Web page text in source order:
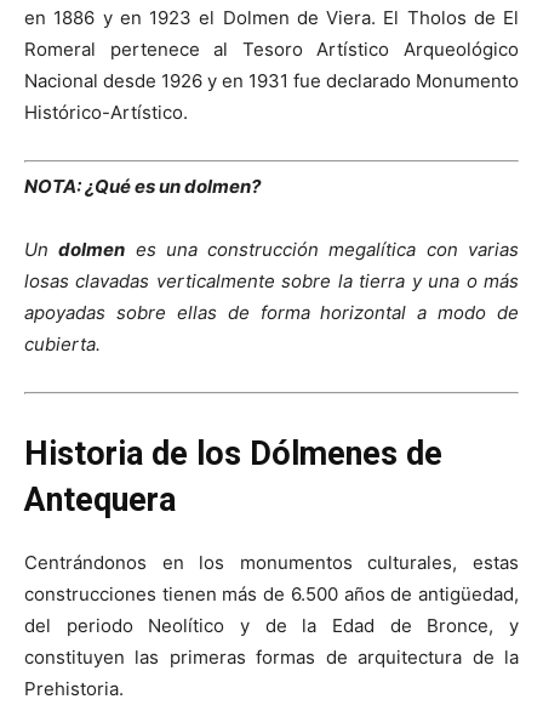
en 1886 y en 1923 el Dolmen de Viera. El Tholos de El
Romeral pertenece al Tesoro Artístico Arqueológico
Nacional desde 1926 y en 1931 fue declarado Monumento
Histórico-Artístico.
NOTA: ¿Qué es un dolmen?
Undolmen es una construcción megalítica con varias
losas clavadas verticalmente sobre la tierra y una o más
apoyadas sobre ellas de forma horizontal a modo de
cubierta.
Historia de los Dólmenes de
Antequera
Centrándonos en los monumentos culturales, estas
construcciones tienen más de 6.500 años de antigüedad,
del periodo Neolítico y de la Edad de Bronce, y
constituyen las primeras formas de arquitectura de la
Prehistoria.